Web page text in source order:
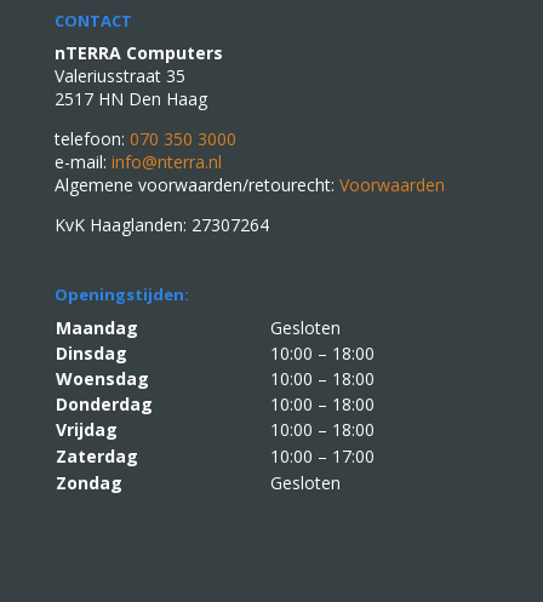
CONTACT
nTERRA Computers
Valeriusstraat 35
2517 HN Den Haag
telefoon: 070 350 3000
e-mail: info@nterra.nl
Algemene voorwaarden/retourecht: Voorwaarden
KvK Haaglanden: 27307264
Openingstijden:
Maandag
Gesloten
Dinsdag
10:00 – 18:00
Woensdag
10:00 – 18:00
Donderdag
10:00 – 18:00
Vrijdag
10:00 – 18:00
Zaterdag
10:00 – 17:00
Zondag
Gesloten